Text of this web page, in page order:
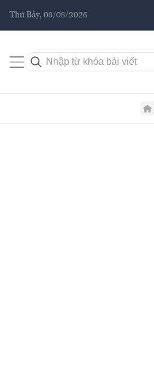
Thứ Bảy, 08/08/2026